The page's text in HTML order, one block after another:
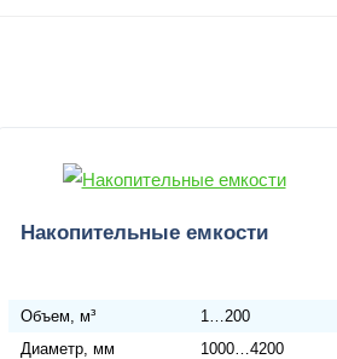
Накопительные емкости
Объем, м³
1…200
Диаметр, мм
1000…4200